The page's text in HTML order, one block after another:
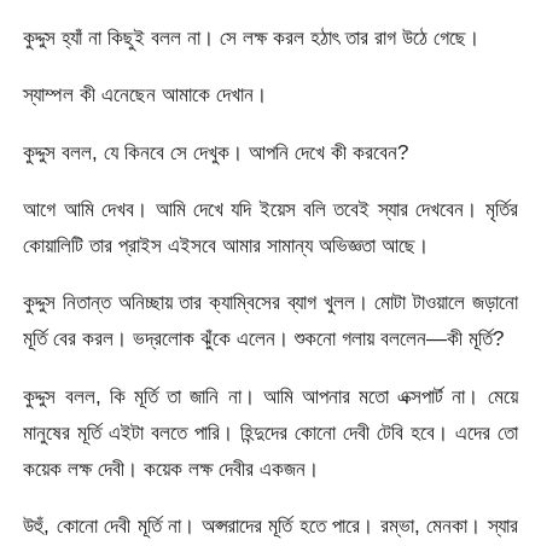
কুদ্দুস হ্যাঁ না কিছুই বলল না। সে লক্ষ করল হঠাৎ তার রাগ উঠে গেছে।
স্যাম্পল কী এনেছেন আমাকে দেখান।
কুদ্দুস বলল, যে কিনবে সে দেখুক। আপনি দেখে কী করবেন?
আগে আমি দেখব। আমি দেখে যদি ইয়েস বলি তবেই স্যার দেখবেন। মৃর্তির
কোয়ালিটি তার প্রাইস এইসবে আমার সামান্য অভিজ্ঞতা আছে।
কুদ্দুস নিতান্ত অনিচ্ছায় তার ক্যাম্বিসের ব্যাগ খুলল। মোটা টাওয়ালে জড়ানো
মূর্তি বের করল। ভদ্রলোক ঝুঁকে এলেন। শুকনো গলায় বললেন—কী মূর্তি?
কুদ্দুস বলল, কি মূর্তি তা জানি না। আমি আপনার মতো এক্সপার্ট না। মেয়ে
মানুষের মূর্তি এইটা বলতে পারি। হিন্দুদের কোনো দেবী টেবি হবে। এদের তো
কয়েক লক্ষ দেবী। কয়েক লক্ষ দেবীর একজন।
উহুঁ, কোনো দেবী মূর্তি না। অপ্সরাদের মূর্তি হতে পারে। রম্ভা, মেনকা। স্যার